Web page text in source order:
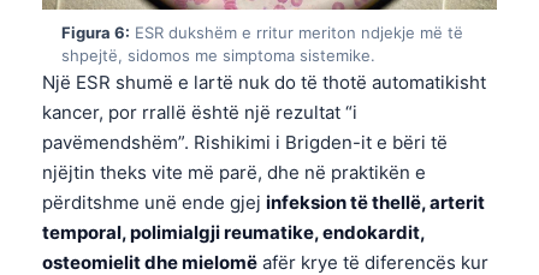
Figura 6: ESR dukshëm e rritur meriton ndjekje më të
shpejtë, sidomos me simptoma sistemike.
Një ESR shumë e lartë nuk do të thotë automatikisht
kancer, por rrallë është një rezultat “i
pavëmendshëm”. Rishikimi i Brigden-it e bëri të
njëjtin theks vite më parë, dhe në praktikën e
përditshme unë ende gjej infeksion të thellë, arterit
temporal, polimialgji reumatike, endokardit,
osteomielit dhe mielomë afër krye të diferencës kur
اردو
मराठी
తెలుగు
தமிழ்
ಕನ್ನಡ